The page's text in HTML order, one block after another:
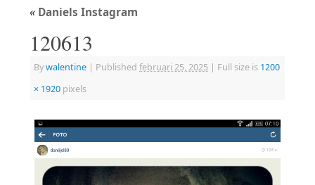
« Daniels Instagram
120613
Bywalentine | Published februari 25, 2025 | Full size is 1200
× 1920 pixels